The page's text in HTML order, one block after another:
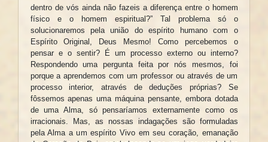
dentro de vós ainda não fazeis a diferença entre o homem
físico e o homem espiritual?” Tal problema só o
solucionaremos pela união do espírito humano com o
Espírito Original, Deus Mesmo! Como percebemos o
pensar e o sentir? É um processo externo ou interno?
Respondendo uma pergunta feita por nós mesmos, foi
porque a aprendemos com um professor ou através de um
processo interior, através de deduções próprias? Se
fôssemos apenas uma máquina pensante, embora dotada
de uma Alma, só pensaríamos externamente como os
irracionais. Mas, as nossas indagações são formuladas
pela Alma a um espírito Vivo em seu coração, emanação